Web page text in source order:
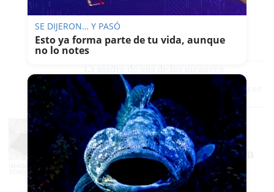
RUBÉN GUERRERO
El Ayuntamiento de Moguer emite un
comunicado sobre la agresión de una
menor y abre un expediente: "Es un
asunto de especial sensibilidad"
implicadas en la agresión de Moguer:
"Jamás imaginé que mi hija pudiera hacer
algo así"
IMAGEN: JUAN CARLOS
Tres provincias en alerta
naranja este jueves por
calor extremo: la cuarta ola
no dará tregua antes del
próximo domingo
SE DIJERON… Y PASÓ
Esto ya forma parte de tu vida, aunque
no lo notes